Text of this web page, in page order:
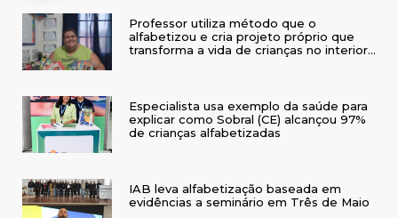
Professor utiliza método que o
alfabetizou e cria projeto próprio que
transforma a vida de crianças no interior
Especialista usa exemplo da saúde para
explicar como Sobral (CE) alcançou 97%
de crianças alfabetizadas
IAB leva alfabetização baseada em
evidências a seminário em Três de Maio